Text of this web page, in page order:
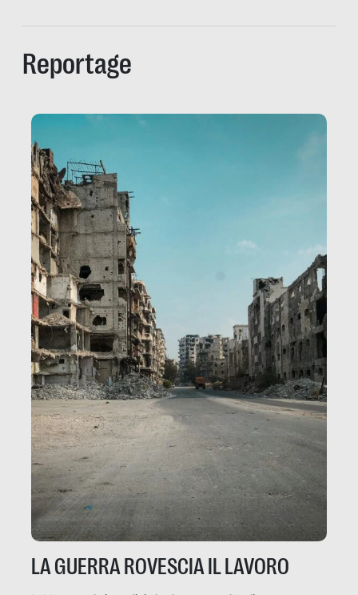
Reportage
LA GUERRA ROVESCIA IL LAVORO